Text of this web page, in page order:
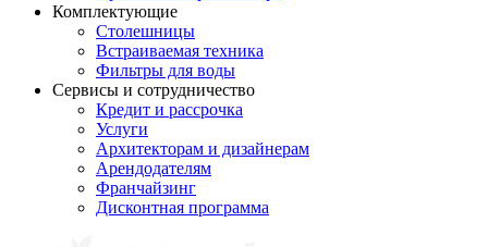
Комплектующие
Столешницы
Встраиваемая техника
Фильтры для воды
Сервисы и сотрудничество
Кредит и рассрочка
Услуги
Архитекторам и дизайнерам
Арендодателям
Франчайзинг
Дисконтная программа